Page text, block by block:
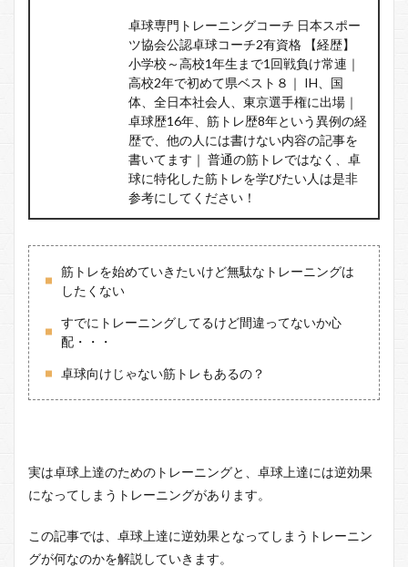
卓球専門トレーニングコーチ 日本スポー
ツ協会公認卓球コーチ2有資格 【経歴】
小学校～高校1年生まで1回戦負け常連｜
高校2年で初めて県ベスト８｜ IH、国
体、全日本社会人、東京選手権に出場｜
卓球歴16年、筋トレ歴8年という異例の経
歴で、他の人には書けない内容の記事を
書いてます｜ 普通の筋トレではなく、卓
球に特化した筋トレを学びたい人は是非
参考にしてください！
筋トレを始めていきたいけど無駄なトレーニングは
したくない
すでにトレーニングしてるけど間違ってないか心
配・・・
卓球向けじゃない筋トレもあるの？
実は卓球上達のためのトレーニングと、卓球上達には逆効果
になってしまうトレーニングがあります。
この記事では、卓球上達に逆効果となってしまうトレーニン
グが何なのかを解説していきます。